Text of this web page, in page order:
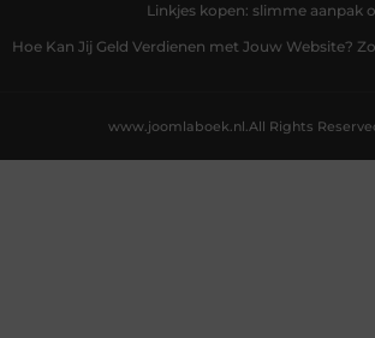
Linkjes kopen: slimme aanpak
Hoe Kan Jij Geld Verdienen met Jouw Website?
All Rights
www.joomlaboek.nl.